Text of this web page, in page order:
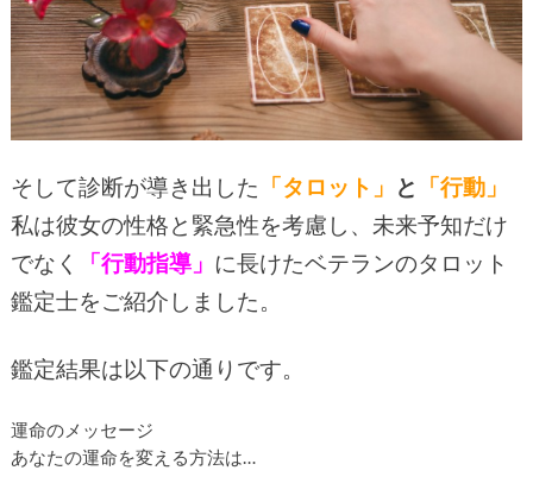
そして診断が導き出した 「タロット」 と
「行動」
私は彼女の性格と緊急性を考慮し、未来予知だけ
でなく
「行動指導」 に長けたベテランのタロット
鑑定士をご紹介しました。
鑑定結果は以下の通りです。
運命のメッセージ
あなたの運命を変える方法は…